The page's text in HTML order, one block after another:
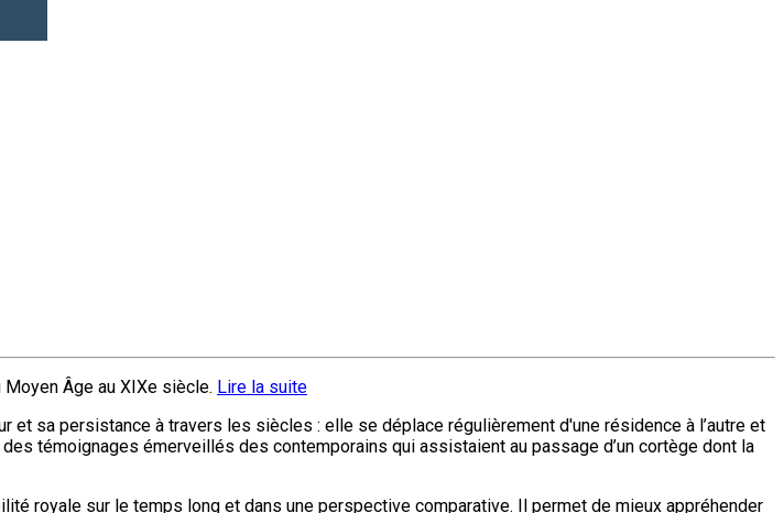
Âge au XIXe siècle. Lire la suite
et sa persistance à travers les siècles : elle se déplace régulièrement d'une résidence à l’autre et
témoignages émerveillés des contemporains qui assistaient au passage d’un cortège dont la
royale sur le temps long et dans une perspective comparative. Il permet de mieux appréhender